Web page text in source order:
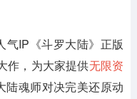
气IP《斗罗大陆》正版
作，为大家提供无限资
陆魂师对决完美还原动